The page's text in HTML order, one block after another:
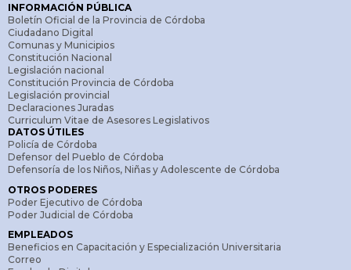
INFORMACIÓN PÚBLICA
Boletín Oficial de la Provincia de Córdoba
Ciudadano Digital
Comunas y Municipios
Constitución Nacional
Legislación nacional
Constitución Provincia de Córdoba
Legislación provincial
Declaraciones Juradas
Curriculum Vitae de Asesores Legislativos
DATOS ÚTILES
Policía de Córdoba
Defensor del Pueblo de Córdoba
Defensoría de los Niños, Niñas y Adolescente de Córdoba
OTROS PODERES
Poder Ejecutivo de Córdoba
Poder Judicial de Córdoba
EMPLEADOS
Beneficios en Capacitación y Especialización Universitaria
Correo